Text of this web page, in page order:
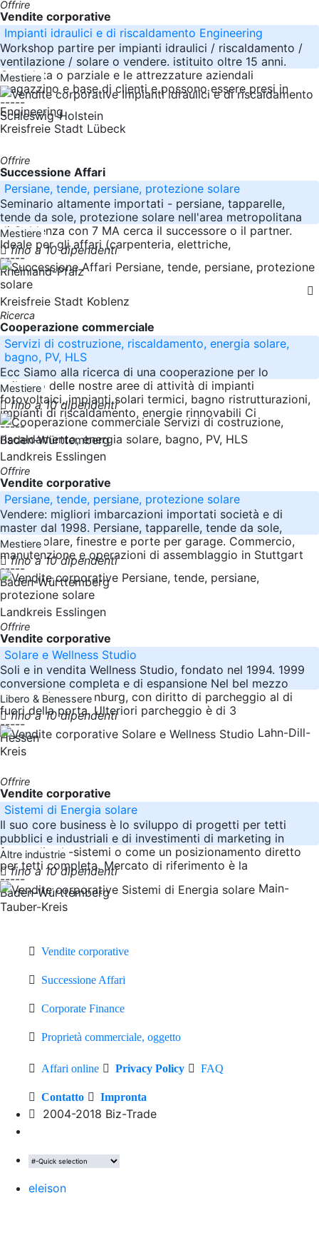
Offrire
Vendite corporative
Impianti idraulici e di riscaldamento Engineering
Workshop partire per impianti idraulici / riscaldamento /
ventilazione / solare o vendere. istituito oltre 15 anni.
Completa o parziale e le attrezzature aziendali
magazzino e base di clienti e possono essere presi in
-----
Schleswig-Holstein
Mestiere
Kreisfreie Stadt Lübeck
Offrire
Successione Affari
Persiane, tende, persiane, protezione solare
Seminario altamente importati - persiane, tapparelle,
tende da sole, protezione solare nell'area metropolitana
di Coblenza con 7 MA cerca il successore o il partner.
Ideale per gli affari (carpenteria, elettriche,
-----
Rheinland-Pfalz
Mestiere
fino a 10 dipendenti
Kreisfreie Stadt Koblenz
Ricerca
Cooperazione commerciale
Servizi di costruzione, riscaldamento, energia solare,
bagno, PV, HLS
Ecc Siamo alla ricerca di una cooperazione per lo
sviluppo delle nostre aree di attività di impianti
fotovoltaici, impianti solari termici, bagno ristrutturazioni,
impianti di riscaldamento, energie rinnovabili Ci
-----
Baden-Württemberg
Mestiere
fino a 10 dipendenti
Landkreis Esslingen
Offrire
Vendite corporative
Persiane, tende, persiane, protezione solare
Vendere: migliori imbarcazioni importati società e di
master dal 1998. Persiane, tapparelle, tende da sole,
crema solare, finestre e porte per garage. Commercio,
manutenzione e operazioni di assemblaggio in Stuttgart
-----
Baden-Württemberg
Mestiere
fino a 10 dipendenti
Landkreis Esslingen
Offrire
Vendite corporative
Solare e Wellness Studio
Soli e in vendita Wellness Studio, fondato nel 1994. 1999
conversione completa e di espansione Nel bel mezzo
della città di Dillenburg, con diritto di parcheggio al di
fuori della porta. Ulteriori parcheggio è di 3
-----
Hessen
Libero & Benessere
fino a 10 dipendenti
Lahn-Dill-
Kreis
Offrire
Vendite corporative
Sistemi di Energia solare
Il suo core business è lo sviluppo di progetti per tetti
pubblici e industriali e di investimenti di marketing in
forma di sub-sistemi o come un posizionamento diretto
per tetti completa. Mercato di riferimento è la
-----
Baden-Württemberg
Altre industrie
fino a 10 dipendenti
Main-
Tauber-Kreis
Vendite corporative
Successione Affari
Corporate Finance
Proprietà commerciale, oggetto
Affari online Privacy Policy FAQ
Contatto Impronta
2004-2018 Biz-Trade
eleison